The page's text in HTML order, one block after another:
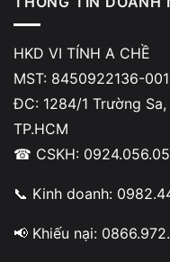
Giới hạn chuẩn
Bluetooth luôn tồn tại
HKD VI TÍNH A CHỀ
MST: 8450922136-
ĐC: 1284/1 Trường Sa,
TP.HCM
☎ CSKH:
📞 Kinh doanh:
📢 Khiếu nại: